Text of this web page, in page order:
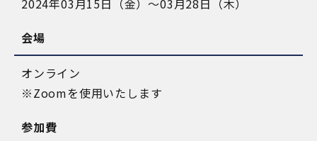
会場
オンライン
※Zoomを使用いたします
参加費